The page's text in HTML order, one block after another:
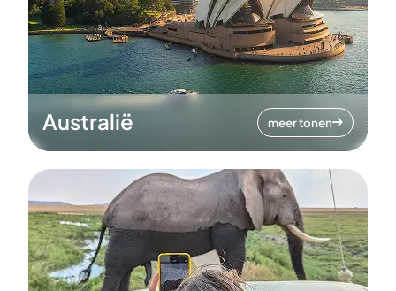
Australië meer tonen